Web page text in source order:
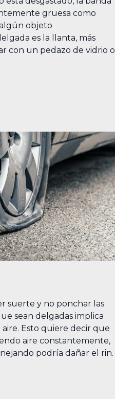
gruesa como
objeto
es la llanta, más
con un pedazo de vidrio o
suerte y no ponchar las
sean delgadas implica
Esto quiere decir que
aire constantemente,
podría dañar el rin.